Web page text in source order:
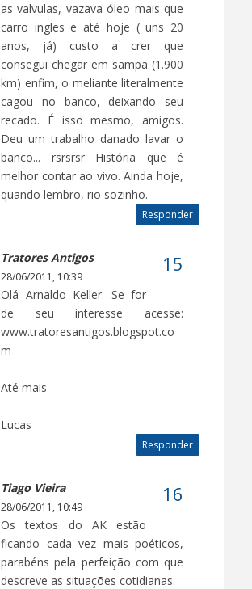
as valvulas, vazava óleo mais que
carro ingles e até hoje ( uns 20
anos, já) custo a crer que
consegui chegar em sampa (1.900
km) enfim, o meliante literalmente
cagou no banco, deixando seu
recado. É isso mesmo, amigos.
Deu um trabalho danado lavar o
banco... rsrsrsr História que é
melhor contar ao vivo. Ainda hoje,
quando lembro, rio sozinho.
Responder
Tratores Antigos
28/06/2011, 10:39
Olá Arnaldo Keller. Se for
de seu interesse acesse:
www.tratoresantigos.blogspot.co
m
Até mais
Lucas
Responder
Tiago Vieira
28/06/2011, 10:49
Os textos do AK estão
ficando cada vez mais poéticos,
parabéns pela perfeição com que
descreve as situações cotidianas.